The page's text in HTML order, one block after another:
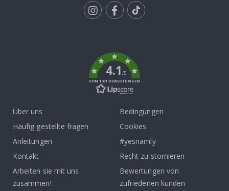
4.1/5
VON 1031 BEWERTUNGEN
Über uns
Häufig gestellte fragen
Anleitungen
Kontakt
Arbeiten sie mit uns
zusammen!
Bedingungen
Cookies
#yesnamly
Recht zu stornieren
Bewertungen von
zufriedenen kunden